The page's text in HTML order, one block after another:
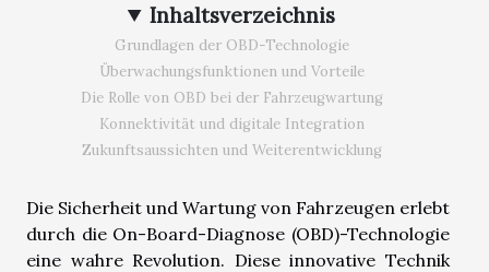
Inhaltsverzeichnis
Grundlagen der OBD-Technologie
Überwachungsfunktionen und Vorteile
Die Rolle von OBD bei der Fahrzeugwartung
Konnektivität und digitale Integration
Zukunftsaussichten und Weiterentwicklung
Die Sicherheit und Wartung von Fahrzeugen erlebt
durch die On-Board-Diagnose (OBD)-Technologie
eine wahre Revolution. Diese innovative Technik